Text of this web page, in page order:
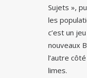
Sujets »,
les
c’est un
nouveaux
l’autre
limes.